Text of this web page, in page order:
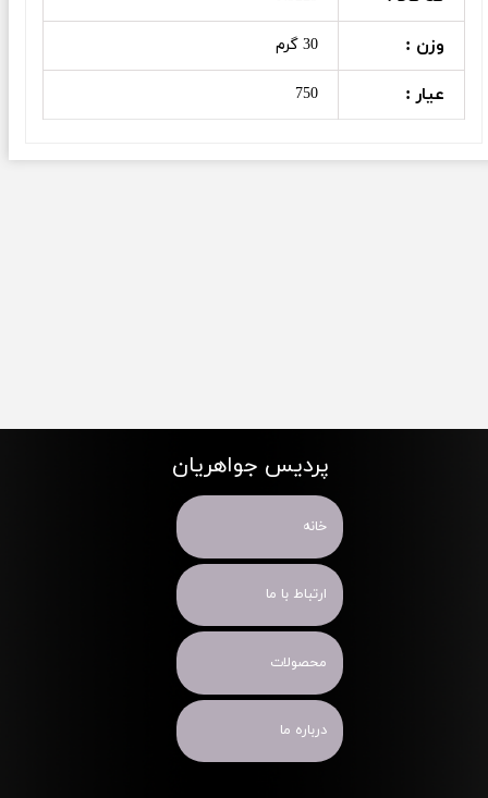
وزن : 30 گرم
عیار : 750
پردیس جواهریان
خانه
ارتباط با ما
محصولات
درباره ما